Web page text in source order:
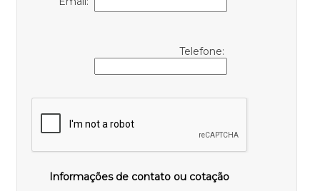
Telefone:
Informações de contato ou cotação